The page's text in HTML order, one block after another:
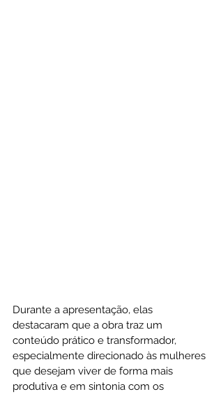
Durante a apresentação, elas
destacaram que a obra traz um
conteúdo prático e transformador,
especialmente direcionado às mulheres
que desejam viver de forma mais
produtiva e em sintonia com os